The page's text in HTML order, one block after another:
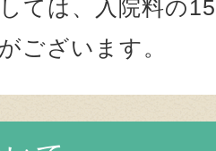
ては、入院料の
ございます。